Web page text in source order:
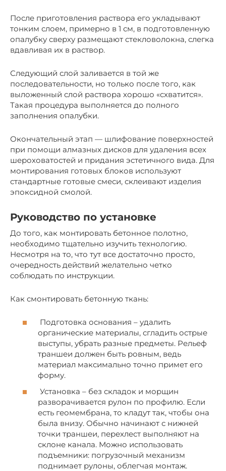
После приготовления раствора его укладывают
тонким слоем, примерно в 1 см, в подготовленную
опалубку сверху размещают стекловолокна, слегка
вдавливая их в раствор.
Следующий слой заливается в той же
последовательности, но только после того, как
выложенный слой раствора хорошо «схватится».
Такая процедура выполняется до полного
заполнения опалубки.
Окончательный этап — шлифование поверхностей
при помощи алмазных дисков для удаления всех
шероховатостей и придания эстетичного вида. Для
монтирования готовых блоков используют
стандартные готовые смеси, склеивают изделия
эпоксидной смолой.
Руководство по установке
До того, как монтировать бетонное полотно,
необходимо тщательно изучить технологию.
Несмотря на то, что тут все достаточно просто,
очередность действий желательно четко
соблюдать по инструкции.
Как смонтировать бетонную ткань:
Подготовка основания – удалить
органические материалы, сгладить острые
выступы, убрать разные предметы. Рельеф
траншеи должен быть ровным, ведь
материал максимально точно примет его
форму.
Установка – без складок и морщин
разворачивается рулон по профилю. Если
есть геомембрана, то кладут так, чтобы она
была внизу. Обычно начинают с нижней
точки траншеи, перехлест выполняют на
склоне канала. Можно использовать
подъемники: погрузочный механизм
поднимает рулоны, облегчая монтаж.